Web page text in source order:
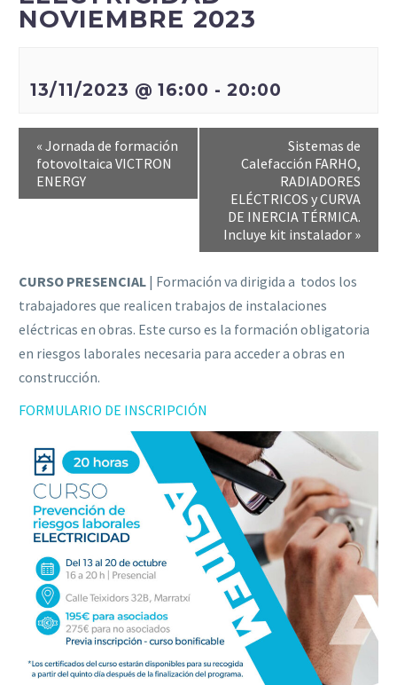
NOVIEMBRE 2023
13/11/2023 @ 16:00 -20:00
« Jornada de formación
fotovoltaica VICTRON
ENERGY
Sistemas de
Calefacción FARHO,
RADIADORES
ELÉCTRICOS y CURVA
DE INERCIA TÉRMICA.
Incluye kit instalador »
CURSO PRESENCIAL | Formación va dirigida a todos los
trabajadores que realicen trabajos de instalaciones
eléctricas en obras. Este curso es la formación obligatoria
en riesgos laborales necesaria para acceder a obras en
construcción.
FORMULARIO DE INSCRIPCIÓN